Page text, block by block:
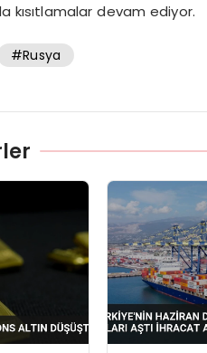
kısıtlamalar devam ediyor.
#Rusya